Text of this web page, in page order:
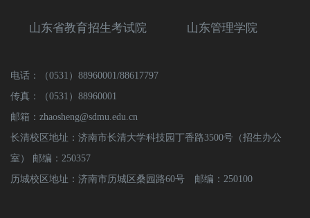
山东省教育招生考试院 山东管理学院
电话：（0531）88960001/88617797
传真：（0531）88960001
邮箱：zhaosheng@sdmu.edu.cn
长清校区地址：济南市长清大学科技园丁香路3500号（招生办公
室） 邮编：250357
历城校区地址：济南市历城区桑园路60号 邮编：250100